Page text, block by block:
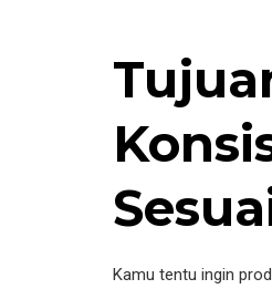
Kamu tentu ingin